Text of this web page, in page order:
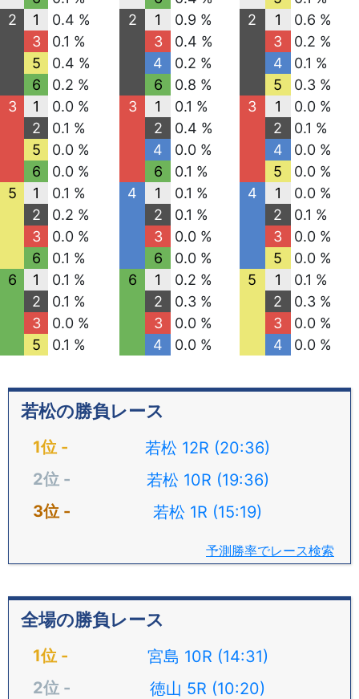
2
1
0.4 %
3
0.1 %
5
0.4 %
6
0.2 %
3
1
0.0 %
2
0.1 %
5
0.0 %
6
0.0 %
5
1
0.1 %
2
0.2 %
3
0.0 %
6
0.1 %
6
1
0.1 %
2
0.1 %
3
0.0 %
5
0.1 %
2
1
0.9 %
3
0.4 %
4
0.2 %
6
0.8 %
3
1
0.1 %
2
0.4 %
4
0.0 %
6
0.1 %
4
1
0.1 %
2
0.1 %
3
0.0 %
6
0.0 %
6
1
0.2 %
2
0.3 %
3
0.0 %
4
0.0 %
2
1
0.6 %
3
0.2 %
4
0.1 %
5
0.3 %
3
1
0.0 %
2
0.1 %
4
0.0 %
5
0.0 %
4
1
0.0 %
2
0.1 %
3
0.0 %
5
0.0 %
5
1
0.1 %
2
0.3 %
3
0.0 %
4
0.0 %
若松の勝負レース
若松 12R (20:36)
若松 10R (19:36)
若松 1R (15:19)
予測勝率でレース検索
全場の勝負レース
宮島 10R (14:31)
徳山 5R (10:20)